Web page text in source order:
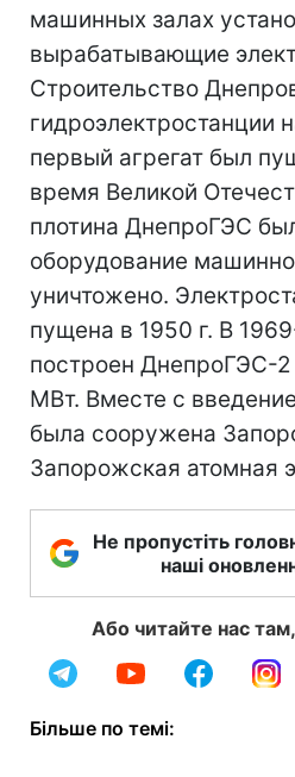
машинных залах
вырабатывающие
Строительство
гидроэлектростанции
первый агрегат был
время Великой
плотина ДнепроГЭС
оборудование
уничтожено.
пущена в 1950 г. В
построен ДнепроГЭС-
МВт. Вместе с
была сооружена
Запорожская атомная
Не пропустіть
наші
Або читайте нас
Більше по темі: